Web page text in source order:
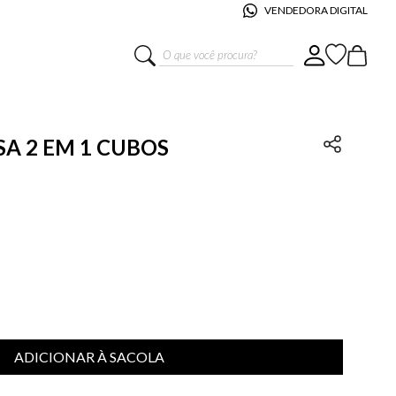
VENDEDORA DIGITAL
O que você procura?
2 EM 1 CUBOS
ADICIONAR À SACOLA